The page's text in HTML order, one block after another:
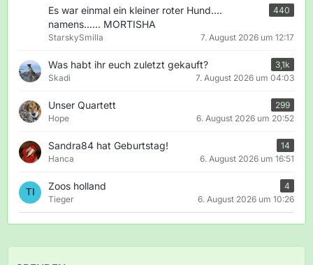
Es war einmal ein kleiner roter Hund....
namens...... MORTISHA
440
StarskySmilla 7. August 2026 um 12:17
Was habt ihr euch zuletzt gekauft?
3,1k
Skadi
7. August 2026 um 04:03
Unser Quartett
299
Hope
6. August 2026 um 20:52
Sandra84 hat Geburtstag!
14
Hanca
6. August 2026 um 16:51
Zoos holland
4
Tieger
6. August 2026 um 10:26